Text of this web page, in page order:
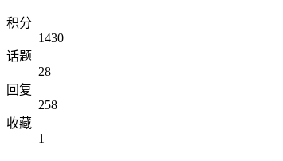
积分
1430
话题
28
回复
258
收藏
1